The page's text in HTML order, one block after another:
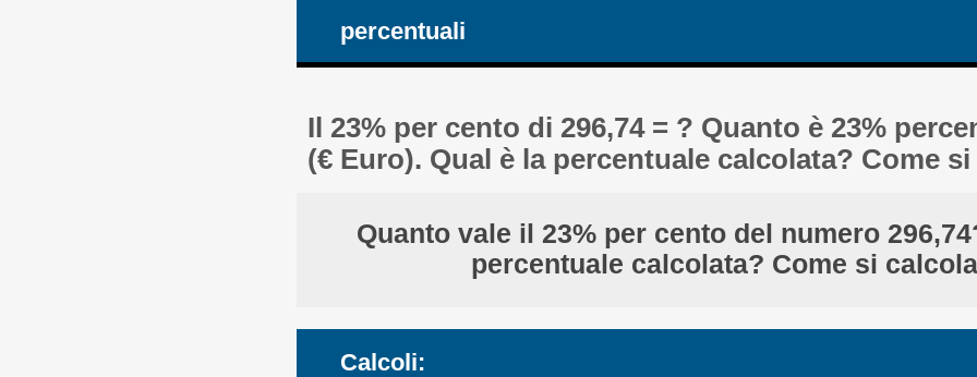
percentuali
Il 23% per cento di 296,74 = ? Quanto è 23%
(€ Euro). Qual è la percentuale calcolata? Come
Quanto vale il 23% per cento del numero
percentuale calcolata? Come si
Calcoli: